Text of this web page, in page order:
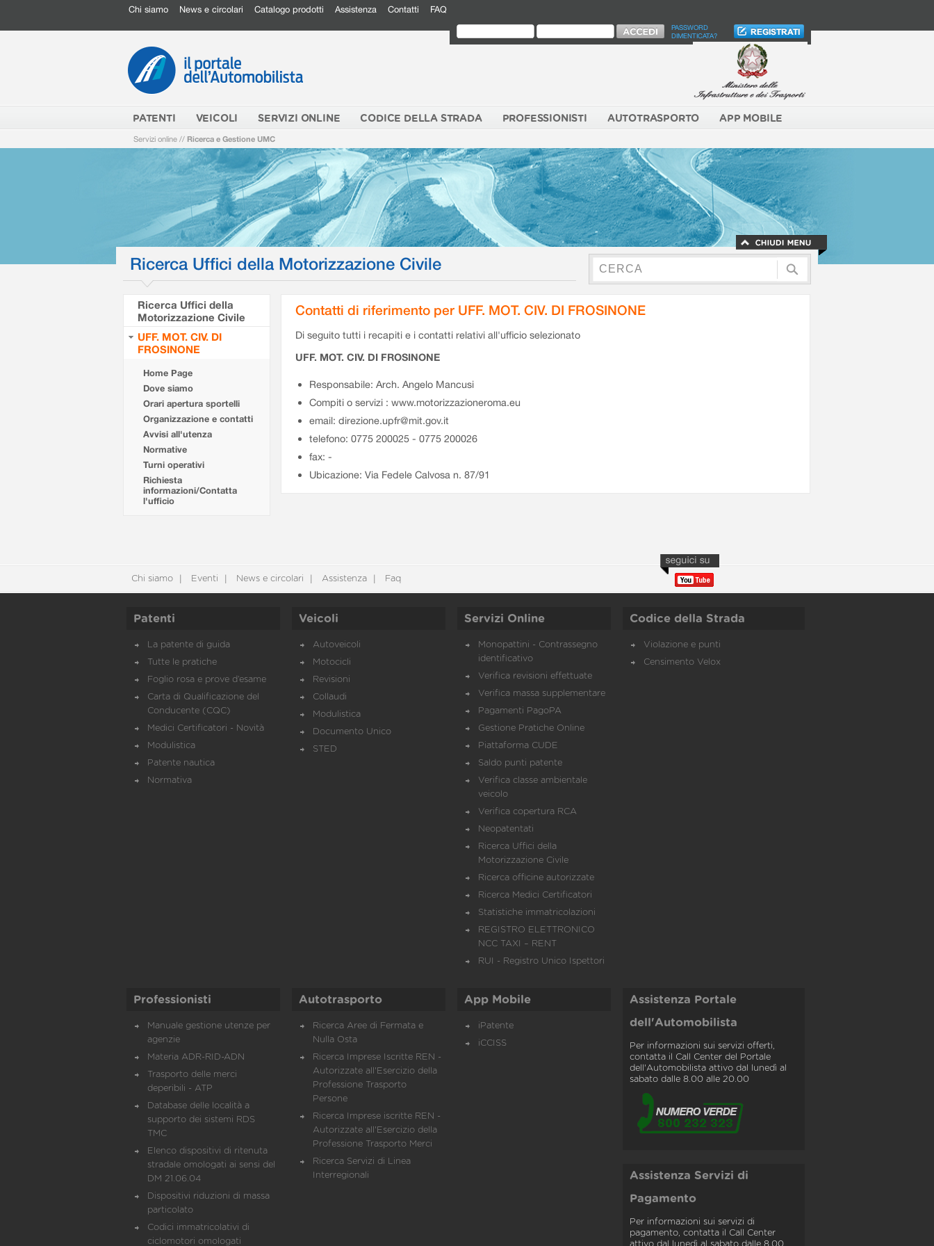
Chi siamo News e circolari Catalogo prodotti Assistenza Contatti FAQ
PASSWORD
DIMENTICATA?
PATENTI VEICOLI SERVIZI ONLINE CODICE DELLA STRADA PROFESSIONISTI AUTOTRASPORTO APP MOBILE
Servizi online // Ricerca e Gestione UMC
Ricerca Uffici della Motorizzazione Civile
Ricerca Uffici della
Motorizzazione Civile
UFF. MOT. CIV. DI
FROSINONE
Home Page
Dove siamo
Orari apertura sportelli
Organizzazione e contatti
Avvisi all'utenza
Normative
Turni operativi
Richiesta
informazioni/Contatta
l'ufficio
Contatti di riferimento per UFF. MOT. CIV. DI FROSINONE
Di seguito tutti i recapiti e i contatti relativi all'ufficio selezionato
UFF. MOT. CIV. DI FROSINONE
Responsabile: Arch. Angelo Mancusi
Compiti o servizi : www.motorizzazioneroma.eu
email: direzione.upfr@mit.gov.it
telefono: 0775 200025 - 0775 200026
fax: -
Ubicazione: Via Fedele Calvosa n. 87/91
Chi siamo Eventi News e circolari Assistenza Faq
Patenti
La patente di guida
Tutte le pratiche
Foglio rosa e prove d’esame
Carta di Qualificazione del
Conducente (CQC)
Medici Certificatori - Novità
Modulistica
Patente nautica
Normativa
Veicoli
Autoveicoli
Motocicli
Revisioni
Collaudi
Modulistica
Documento Unico
STED
Servizi Online
Monopattini - Contrassegno
identificativo
Verifica revisioni effettuate
Verifica massa supplementare
Pagamenti PagoPA
Gestione Pratiche Online
Piattaforma CUDE
Saldo punti patente
Verifica classe ambientale
veicolo
Verifica copertura RCA
Neopatentati
Ricerca Uffici della
Motorizzazione Civile
Ricerca officine autorizzate
Ricerca Medici Certificatori
Statistiche immatricolazioni
REGISTRO ELETTRONICO
NCC TAXI – RENT
RUI - Registro Unico Ispettori
Codice della Strada
Violazione e punti
Censimento Velox
Professionisti
Manuale gestione utenze per
agenzie
Materia ADR-RID-ADN
Trasporto delle merci
deperibili - ATP
Database delle località a
supporto dei sistemi RDS
TMC
Elenco dispositivi di ritenuta
stradale omologati ai sensi del
DM 21.06.04
Dispositivi riduzioni di massa
particolato
Codici immatricolativi di
ciclomotori omologati
Autotrasporto
Ricerca Aree di Fermata e
Nulla Osta
Ricerca Imprese Iscritte REN -
Autorizzate all'Esercizio della
Professione Trasporto
Persone
Ricerca Imprese iscritte REN -
Autorizzate all'Esercizio della
Professione Trasporto Merci
Ricerca Servizi di Linea
Interregionali
App Mobile
iPatente
iCCISS
Assistenza Portale
dell'Automobilista
Per informazioni sui servizi offerti,
contatta il Call Center del Portale
dell'Automobilista attivo dal lunedì al
sabato dalle 8.00 alle 20.00
Assistenza Servizi di
Pagamento
Per informazioni sui servizi di
pagamento, contatta il Call Center